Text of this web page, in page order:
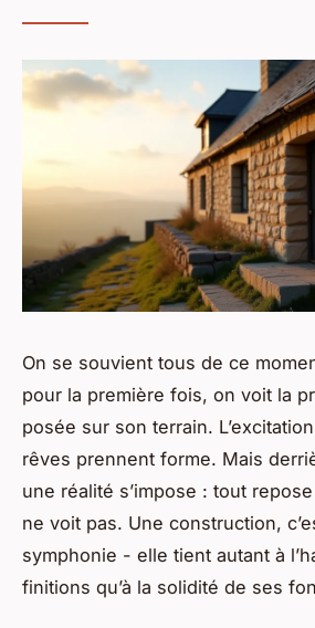
On se souvient tous de ce
pour la première fois, on voit la
posée sur son terrain.
rêves prennent forme. Mais
une réalité s’impose : tout
ne voit pas. Une construction,
symphonie - elle tient autant à
finitions qu’à la solidité de ses